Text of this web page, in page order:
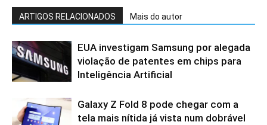
ARTIGOS RELACIONADOS Mais do autor
EUA investigam Samsung por alegada
violação de patentes em chips para
Inteligência Artificial
Galaxy Z Fold 8 pode chegar com a
tela mais nítida já vista num dobrável